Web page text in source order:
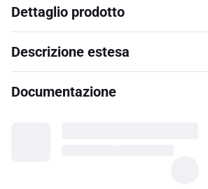
Dettaglio prodotto
Descrizione estesa
Documentazione